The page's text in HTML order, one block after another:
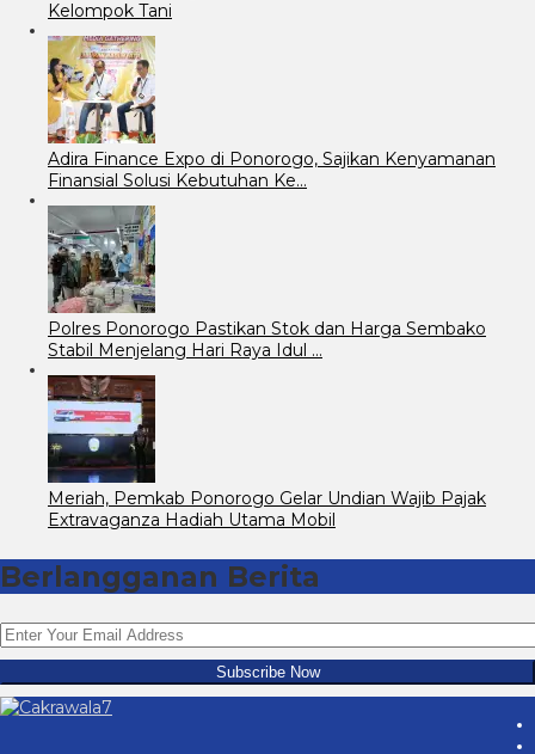
Kelompok Tani
Adira Finance Expo di Ponorogo, Sajikan Kenyamanan
Finansial Solusi Kebutuhan Ke…
Polres Ponorogo Pastikan Stok dan Harga Sembako
Stabil Menjelang Hari Raya Idul …
Meriah, Pemkab Ponorogo Gelar Undian Wajib Pajak
Extravaganza Hadiah Utama Mobil
Berlangganan Berita